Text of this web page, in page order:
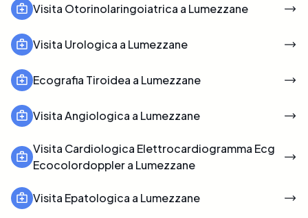
Visita Otorinolaringoiatrica a Lumezzane
Visita Urologica a Lumezzane
Ecografia Tiroidea a Lumezzane
Visita Angiologica a Lumezzane
Visita Cardiologica Elettrocardiogramma Ecg
Ecocolordoppler a Lumezzane
Visita Epatologica a Lumezzane